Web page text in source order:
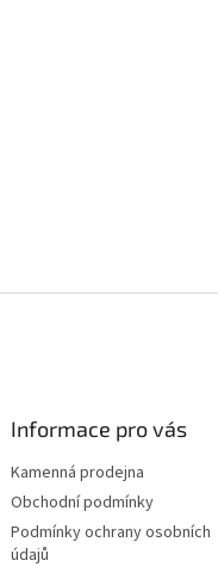
Informace pro vás
Kamenná prodejna
Obchodní podmínky
Podmínky ochrany osobních
údajů